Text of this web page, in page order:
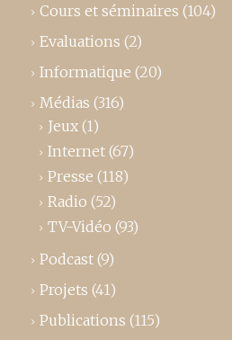
Cours et séminaires (104)
Evaluations (2)
Informatique (20)
Médias (316)
Jeux (1)
Internet (67)
Presse (118)
Radio (52)
TV-Vidéo (93)
Podcast (9)
Projets (41)
Publications (115)